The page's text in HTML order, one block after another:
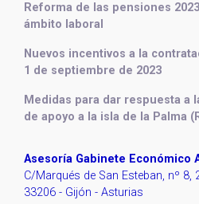
Reforma de las pensiones
ámbito laboral
Nuevos incentivos a la
1 de septiembre de 2023
Medidas para dar respuesta a
de apoyo a la isla de la Palma
Asesoría Gabinete Económico
C/Marqués de San Esteban, nº 8,
33206 - Gijón - Asturias